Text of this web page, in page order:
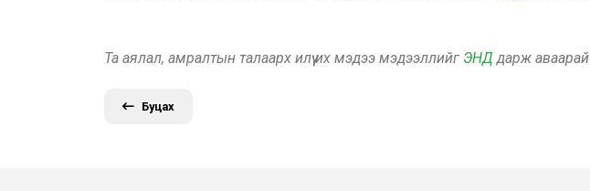
Та аялал, амралтын талаарх илүү их мэдээ мэдээллийг ЭНД дарж аваарай
Буцах